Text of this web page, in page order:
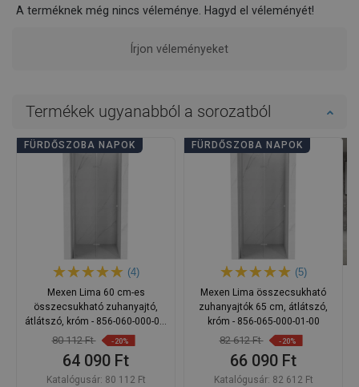
A terméknek még nincs véleménye. Hagyd el véleményét!
Írjon véleményeket
Termékek ugyanabból a sorozatból
FÜRDŐSZOBA NAPOK
(4)
Mexen Lima 60 cm-es
összecsukható zuhanyajtó,
átlátszó, króm - 856-060-000-01-
00
80 112 Ft -20%
64 090 Ft
Katalógusár: 80 112 Ft
FÜRDŐSZOBA NAPOK
(5)
Mexen Lima összecsukható
zuhanyajtók 65 cm, átlátszó,
króm - 856-065-000-01-00
82 612 Ft -20%
66 090 Ft
Katalógusár: 82 612 Ft